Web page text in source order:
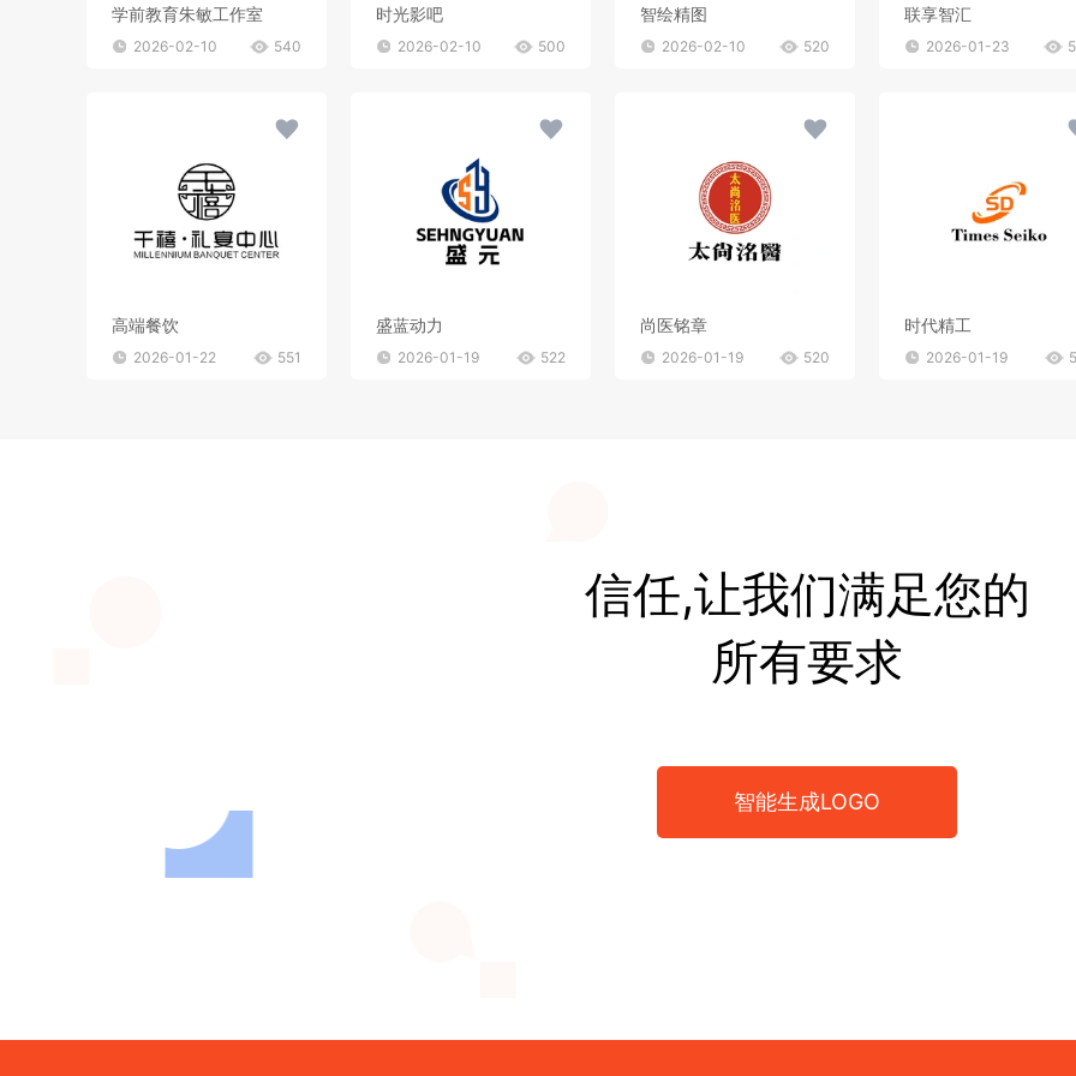
学前教育朱敏工作室
2026-02-10 540
时光影吧
2026-02-10 500
智绘精图
2026-02-10 520
联享智汇
2026-01-23
高端餐饮
2026-01-22 551
盛蓝动力
2026-01-19 522
尚医铭章
2026-01-19 520
时代精工
2026-01-19
信任,让我们满足您的
所有要求
智能生成LOGO